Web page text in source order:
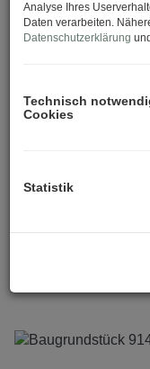
Analyse Ihres
Daten verarbeiten.
Datenschutzerklärung
Technisch
Cookies
Statistik